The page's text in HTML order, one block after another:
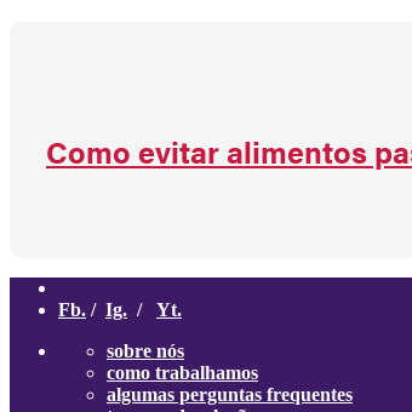
Como evitar alimentos
Fb. / Ig. / Yt.
sobre nós
como trabalhamos
algumas perguntas frequentes